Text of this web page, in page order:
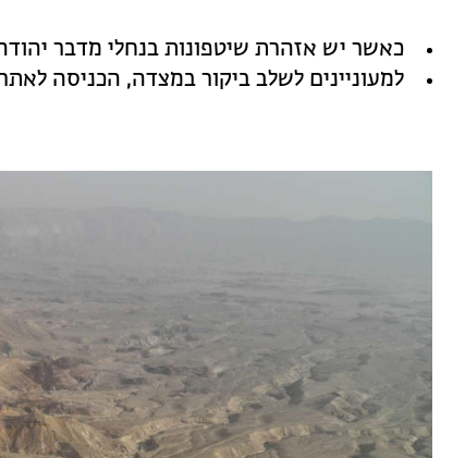
כאשר יש אזהרת שיטפונות בנחלי מדבר
למעוניינים לשלב ביקור במצדה, הכניסה